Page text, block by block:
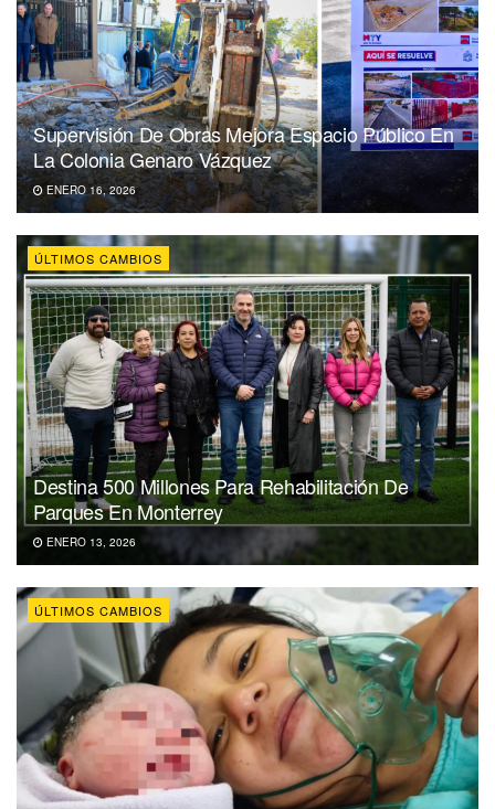
Supervisión De Obras Mejora Espacio Público En
La Colonia Genaro Vázquez
ENERO 16, 2026
ÚLTIMOS CAMBIOS
Destina 500 Millones Para Rehabilitación De
Parques En Monterrey
ENERO 13, 2026
ÚLTIMOS CAMBIOS